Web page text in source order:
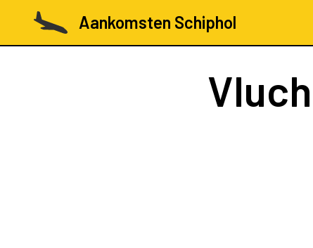
Aankomsten Schiphol